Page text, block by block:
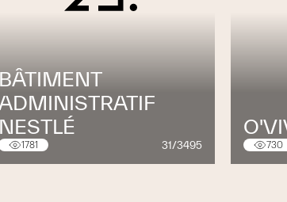
avec centraux téléphoniques
messagerie
anti-errance
RFID
BÂTIMENT
NESTLÉ
1781 31/3495 730